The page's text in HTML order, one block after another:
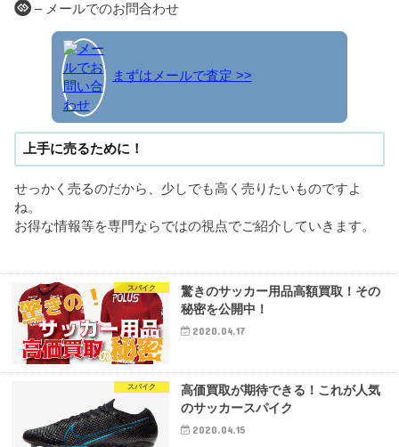
– メールでのお問合わせ
まずはメールで査定 >>
上手に売るために！
せっかく売るのだから、少しでも高く売りたいものですよ
ね。
お得な情報等を専門ならではの視点でご紹介していきます。
スパイク
驚きのサッカー用品高額買取！その
秘密を公開中！
2020.04.17
スパイク
高価買取が期待できる！これが人気
のサッカースパイク
2020.04.15